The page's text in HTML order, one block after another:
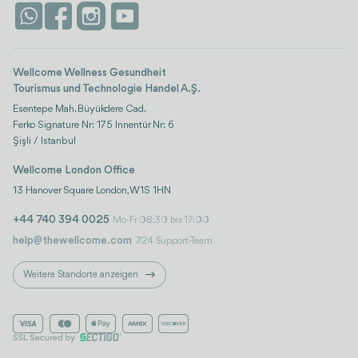
Kontaktieren Sie uns
Bewertungen
Istanbul
Wellcome Wellness Gesundheit
Tourismus und Technologie Handel A.Ş.
Esentepe Mah. Büyükdere Cad.
Ferko Signature Nr: 175 Innentür Nr: 6
Şişli / Istanbul
Wellcome London Office
13 Hanover Square London, W1S 1HN
+44 740 394 0025 Mo-Fr 08:30 bis 17:00
help@thewellcome.com 7/24 Support-Team
Weitere Standorte anzeigen